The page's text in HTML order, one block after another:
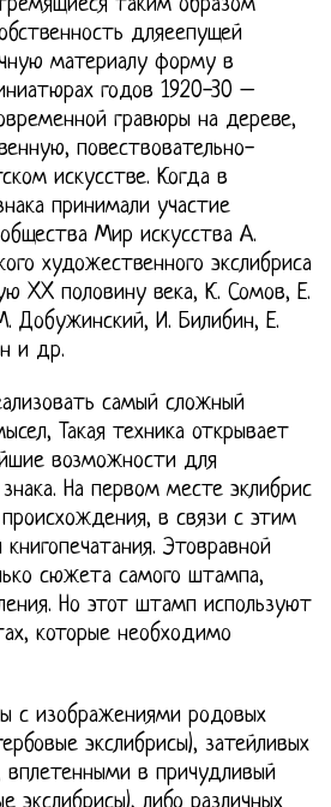
таким образом
дляеепущей
материалу форму в
годов 1920-30 –
гравюры на дереве,
повествовательно-
искусстве. Когда в
принимали участие
Мир искусства А.
художественного экслибриса
XX половину века, К. Сомов, Е.
Добужинский, И. Билибин, Е.
и др.
самый сложный
Такая техника открывает
возможности для
На первом месте эклибрис
в связи с этим
Этовравной
сюжета самого штампа,
Но этот штамп используют
которые необходимо
с изображениями родовых
экслибрисы), затейливых
вплетенными в причудливый